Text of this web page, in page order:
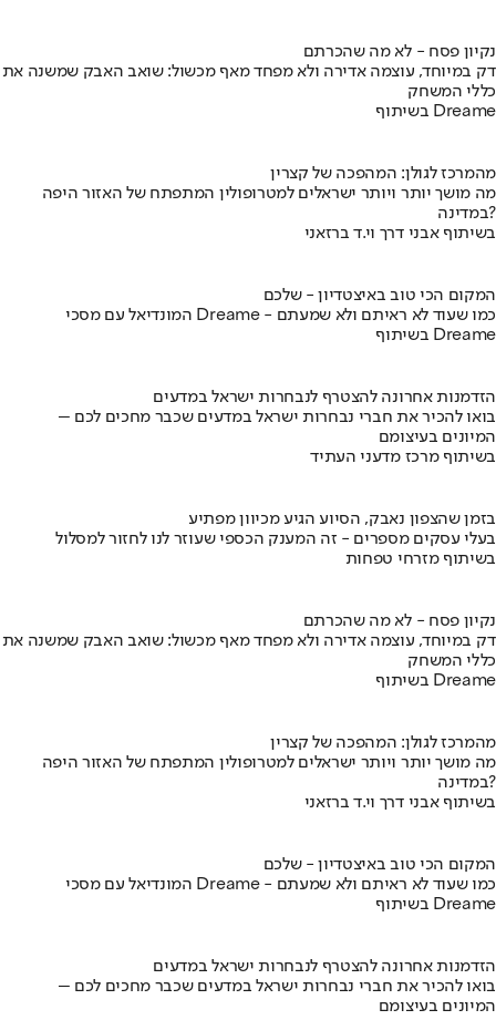
נקיון פסח - לא מה שהכרתם
דק במיוחד, עוצמה אדירה ולא מפחד מאף מכשול: שואב האבק שמשנה את
כללי המשחק
בשיתוף Dreame
מהמרכז לגולן: המהפכה של קצרין
מה מושך יותר ויותר ישראלים למטרופולין המתפתח של האזור היפה
במדינה?
בשיתוף אבני דרך וי.ד ברזאני
המקום הכי טוב באיצטדיון - שלכם
המונדיאל עם מסכי Dreame - כמו שעוד לא ראיתם ולא שמעתם
בשיתוף Dreame
הזדמנות אחרונה להצטרף לנבחרות ישראל במדעים
בואו להכיר את חברי נבחרות ישראל במדעים שכבר מחכים לכם –
המיונים בעיצומם
בשיתוף מרכז מדעני העתיד
בזמן שהצפון נאבק, הסיוע הגיע מכיוון מפתיע
בעלי עסקים מספרים - זה המענק הכספי שעוזר לנו לחזור למסלול
בשיתוף מזרחי טפחות
נקיון פסח - לא מה שהכרתם
דק במיוחד, עוצמה אדירה ולא מפחד מאף מכשול: שואב האבק שמשנה את
כללי המשחק
בשיתוף Dreame
מהמרכז לגולן: המהפכה של קצרין
מה מושך יותר ויותר ישראלים למטרופולין המתפתח של האזור היפה
במדינה?
בשיתוף אבני דרך וי.ד ברזאני
המקום הכי טוב באיצטדיון - שלכם
המונדיאל עם מסכי Dreame - כמו שעוד לא ראיתם ולא שמעתם
בשיתוף Dreame
הזדמנות אחרונה להצטרף לנבחרות ישראל במדעים
בואו להכיר את חברי נבחרות ישראל במדעים שכבר מחכים לכם –
המיונים בעיצומם